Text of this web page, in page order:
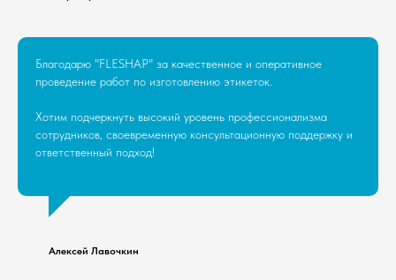
Благодарю "FLESHAP" за качественное и оперативное
проведение работ по изготовлению этикеток.
Хотим подчеркнуть высокий уровень профессионализма
сотрудников, своевременную консультационную поддержку и
ответственный подход!
Алексей Лавочкин